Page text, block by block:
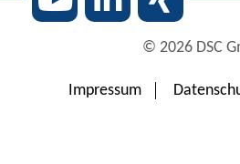
© 2026 DSC
Impressum